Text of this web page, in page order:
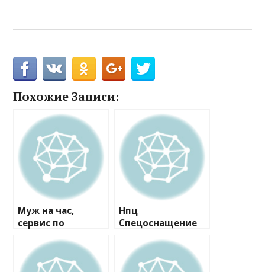
Похожие Записи:
Муж на час,
сервис по
Нпц
Спецоснащение